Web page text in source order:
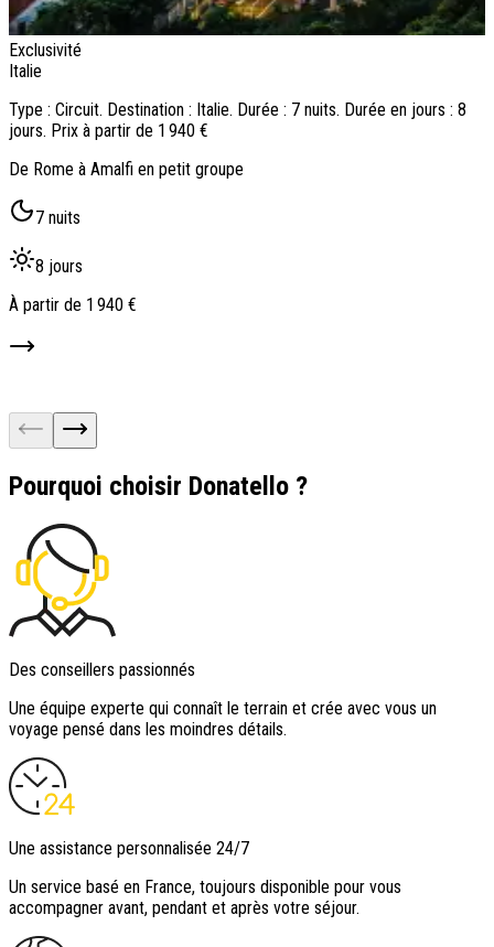
Exclusivité
Italie
Type : Circuit. Destination : Italie. Durée : 7 nuits. Durée en jours : 8
jours. Prix à partir de 1 940 €
De Rome à Amalfi en petit groupe
7 nuits
8 jours
À partir de 1 940 €
Pourquoi choisir Donatello ?
Des conseillers passionnés
Une équipe experte qui connaît le terrain et crée avec vous un
voyage pensé dans les moindres détails.
Une assistance personnalisée 24/7
Un service basé en France, toujours disponible pour vous
accompagner avant, pendant et après votre séjour.